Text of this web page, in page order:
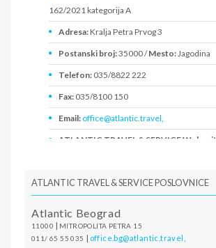
162/2021 kategorija A
Adresa: Kralja Petra Prvog 3
Postanski broj:35000 /Mesto:Jagodina
Telefon: 035/8822 222
Fax: 035/8100 150
Email: office@atlantic.travel,
ATLANTIC TRAVEL & SERVICE Web sajt:
PIB: 101157969
ATLANTIC TRAVEL & SERVICE POSLOVNICE
Atlantic Beograd
11000 | MITROPOLITA PETRA 15
011/ 65 55 035 | office.bg@atlantic.travel,